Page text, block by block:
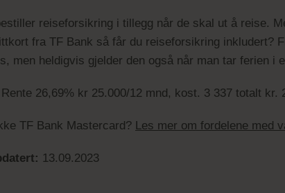
reiseforsikring i tillegg når de skal ut å reise.
fra TF Bank så får du reiseforsikring inkludert?
men heldigvis gjelder den også når man tar ferien i
26,69% kr 25.000/12 mnd, kost. 3 337 totalt kr.
TF Bank Mastercard? Les mer om fordelene med
13.09.2023